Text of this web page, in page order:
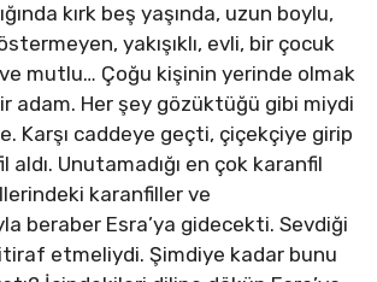
kırk beş yaşında, uzun boylu,
yakışıklı, evli, bir çocuk
mutlu… Çoğu kişinin yerinde olmak
adam. Her şey gözüktüğü gibi miydi
Karşı caddeye geçti, çiçekçiye girip
Unutamadığı en çok karanfil
karanfiller ve
beraber Esra’ya gidecekti. Sevdiği
etmeliydi. Şimdiye kadar bunu